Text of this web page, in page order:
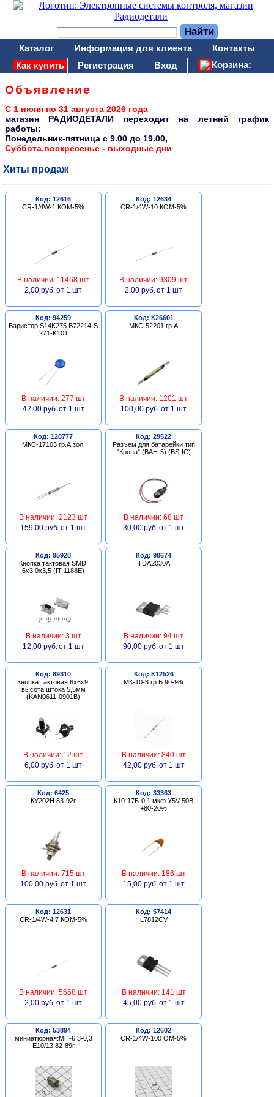
Каталог Информация для клиента
Контакты
Как купить
Регистрация Вход Корзина:
Объявление
С 1 июня по 31 августа 2026 года
магазин РАДИОДЕТАЛИ переходит на летний график
работы:
Понедельник-пятница c 9.00 до 19.00,
Суббота,воскресенье - выходные дни
Хиты продаж
Код: 12616
CR-1/4W-1 КОМ-5%
В наличии: 11468 шт
2,00 руб. от 1 шт
Код: 12634
CR-1/4W-10 КОМ-5%
В наличии: 9309 шт
2,00 руб. от 1 шт
Код: 94259
Варистор S14K275 B72214-S
271-K101
В наличии: 277 шт
42,00 руб. от 1 шт
Код: К26601
МКС-52201 гр.А
В наличии: 1201 шт
100,00 руб. от 1 шт
Код: 120777
МКС-17103 гр.А зол.
В наличии: 2123 шт
159,00 руб. от 1 шт
Код: 29522
Разъем для батарейки тип
"Крона" (BAH-5) (BS-IC)
В наличии: 68 шт
30,00 руб. от 1 шт
Код: 95928
Кнопка тактовая SMD,
6х3,0х3,5 (IT-1188E)
В наличии: 3 шт
12,00 руб. от 1 шт
Код: 98674
TDA2030A
В наличии: 94 шт
90,00 руб. от 1 шт
Код: 89310
Кнопка тактовая 6х6х9,
высота штока 5,5мм
(KAN0611-0901B)
В наличии: 12 шт
6,00 руб. от 1 шт
Код: К12526
МК-10-3 гр.Б 90-98г
В наличии: 840 шт
42,00 руб. от 1 шт
Код: 6425
КУ202Н 83-92г
В наличии: 715 шт
100,00 руб. от 1 шт
Код: 33363
К10-17Б-0,1 мкф Y5V 50В
+80-20%
В наличии: 186 шт
15,00 руб. от 1 шт
Код: 12631
CR-1/4W-4,7 КОМ-5%
В наличии: 5668 шт
2,00 руб. от 1 шт
Код: 57414
L7812CV
В наличии: 141 шт
45,00 руб. от 1 шт
Код: 53894
миниатюрная:МН-6,3-0,3
Е10/13 82-89г
Код: 12602
CR-1/4W-100 ОМ-5%